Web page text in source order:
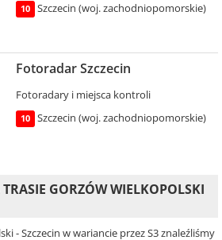
10 Szczecin (woj. zachodniopomorskie)
Fotoradar Szczecin
Fotoradary i miejsca kontroli
10 Szczecin (woj. zachodniopomorskie)
GORZÓW WIELKOPOLSKI
- Szczecin w wariancie przez S3 znaleźliśmy